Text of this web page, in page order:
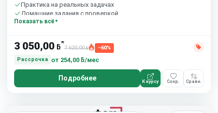
Практика на реальных задачах
Домашние задания с проверкой
Бесплатный пробный урок
Показать всё
3 050,00 ƃ*
7 620,00ƃ
−60%
Рассрочка
от 254,00 ƃ/мес
Подробнее К курсу Сохр. Сравн.